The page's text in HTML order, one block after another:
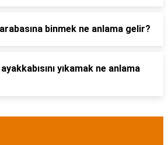
arabasına binmek ne anlama gelir?
yıkamak ne anlama